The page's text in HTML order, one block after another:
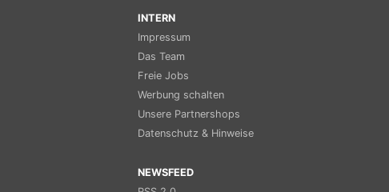
INTERN
Impressum
Das Team
Freie Jobs
Werbung schalten
Unsere Partnershops
Datenschutz & Hinweise
NEWSFEED